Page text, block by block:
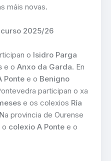
máis novas.
2025/26
o Isidro Parga
e o Anxo da Garda. En
Ponte e o Benigno
participan o xa
e os colexios Ría
provincia de Ourense
o colexio A Ponte e o